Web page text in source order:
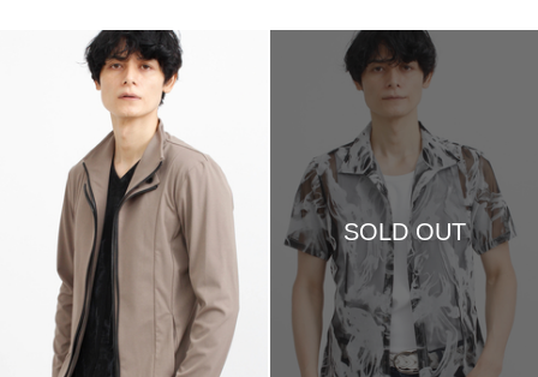
SOLD OUT